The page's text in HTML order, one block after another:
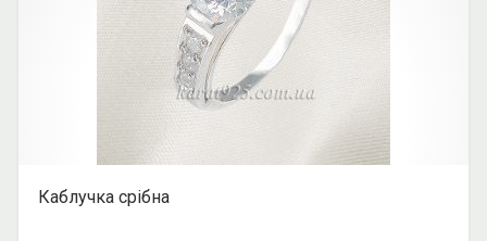
Каблучка срібна